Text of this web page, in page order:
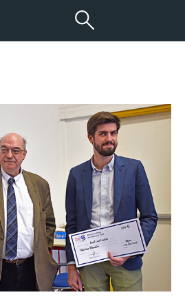
de Médecine